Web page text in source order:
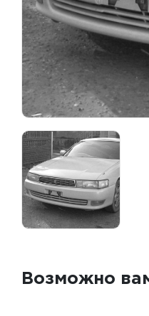
Возможно